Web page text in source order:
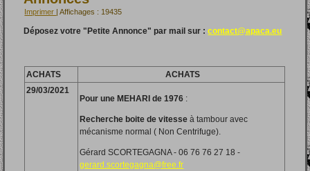
Imprimer | Affichages : 19435
Déposez votre "Petite Annonce" par mail sur :contact@apaca.eu
ACHATS
ACHATS
29/03/2021
Pour une MEHARI de 1976 :
Recherche boite de vitesse à tambour avec
mécanisme normal ( Non Centrifuge).
Gérard SCORTEGAGNA - 06 76 76 27 18 -
gerard.scortegagna@free.fr